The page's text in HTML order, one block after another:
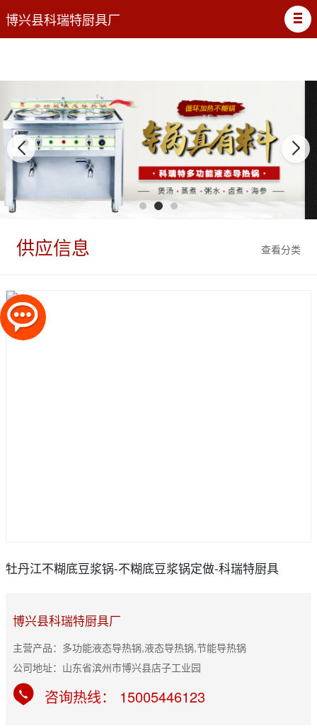
博兴县科瑞特厨具厂
查看分类
供应信息
牡丹江不糊底豆浆锅-不糊底豆浆锅定做-科瑞特厨具
博兴县科瑞特厨具厂
主营产品：多功能液态导热锅,液态导热锅,节能导热锅
公司地址：山东省滨州市博兴县店子工业园
咨询热线： 15005446123